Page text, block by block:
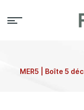
MER5 | Boîte 5